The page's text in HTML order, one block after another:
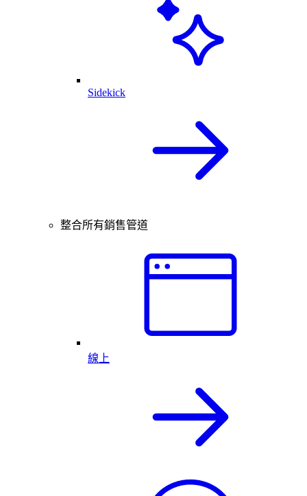
Sidekick
整合所有銷售管道
線上